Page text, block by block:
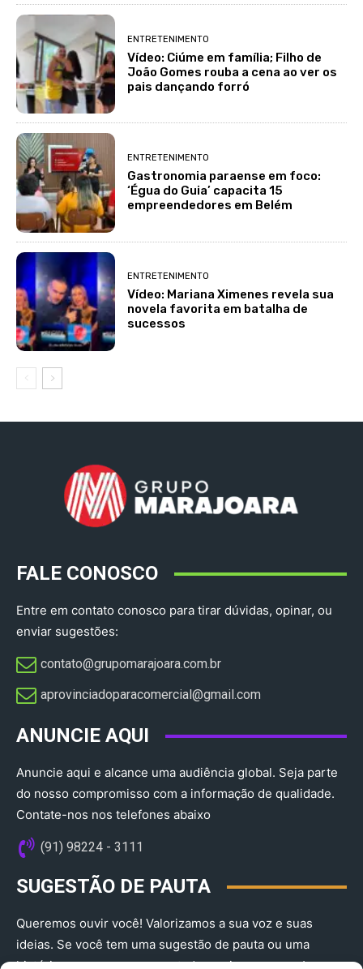
ENTRETENIMENTO
Vídeo: Ciúme em família; Filho de
João Gomes rouba a cena ao ver os
pais dançando forró
ENTRETENIMENTO
Gastronomia paraense em foco:
‘Égua do Guia’ capacita 15
empreendedores em Belém
ENTRETENIMENTO
Vídeo: Mariana Ximenes revela sua
novela favorita em batalha de
sucessos
FALE CONOSCO
Entre em contato conosco para tirar dúvidas, opinar, ou
enviar sugestões:
contato@grupomarajoara.com.br
aprovinciadoparacomercial@gmail.com​
ANUNCIE AQUI
Anuncie aqui e alcance uma audiência global. Seja parte
do nosso compromisso com a informação de qualidade.
Contate-nos nos telefones abaixo
(91) 98224 - 3111
SUGESTÃO DE PAUTA
Queremos ouvir você! Valorizamos a sua voz e suas
ideias. Se você tem uma sugestão de pauta ou uma
história que merece ser contada, envie-nos agora!